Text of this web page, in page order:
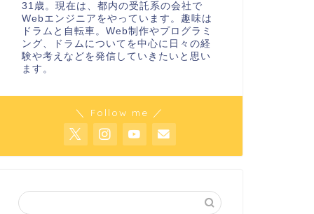
31歳。現在は、都内の受託系の会社で
Webエンジニアをやっています。趣味は
ドラムと自転車。Web制作やプログラミ
ング、ドラムについてを中心に日々の経
験や考えなどを発信していきたいと思い
ます。
＼ Follow me ／